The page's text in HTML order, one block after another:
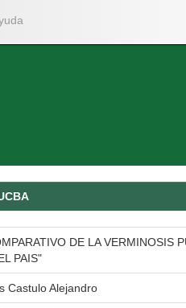
DE LA VERMINOSIS
PAIS"
Castulo Alejandro